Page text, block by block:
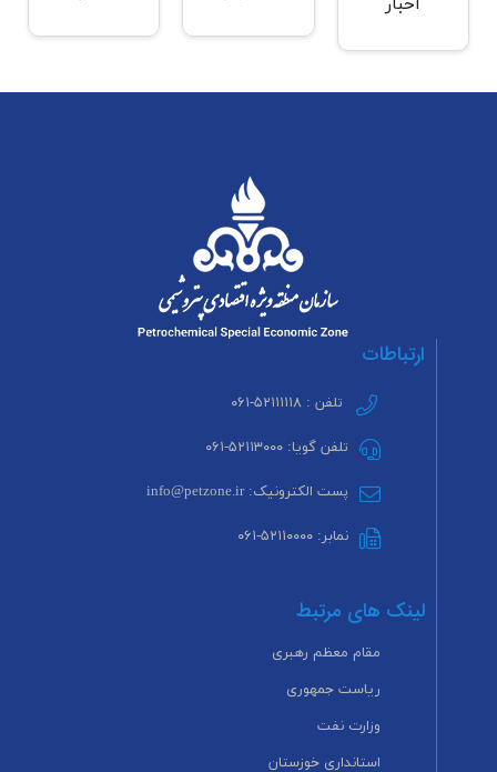
ارتباطات
تلفن : ۵۲۱۱۱۱۱۸-۰۶۱
تلفن گویا: ۵۲۱۱۳۰۰۰-۰۶۱
پست الکترونیک: info@petzone.ir
نمابر: ۵۲۱۱۰۰۰۰-۰۶۱
لینک های مرتبط
مقام معظم رهبری
ریاست جمهوری
وزارت نفت
استانداری خوزستان